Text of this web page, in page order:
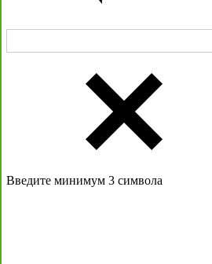
Введите минимум 3 символа